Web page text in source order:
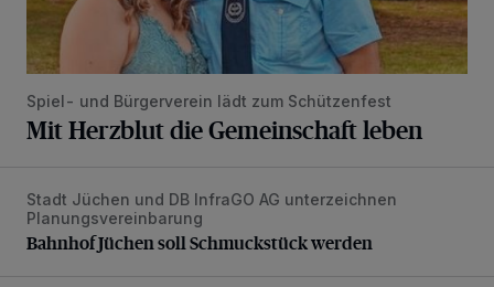
Spiel- und Bürgerverein lädt zum Schützenfest
Mit Herzblut die Gemeinschaft leben
Bahnhof Jüchen soll Schmuckstück werden
Stadt Jüchen und DB InfraGO AG unterzeichnen
Planungsvereinbarung
Bahnhof Jüchen soll Schmuckstück werden